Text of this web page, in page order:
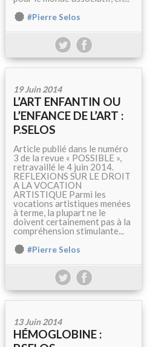
#Pierre Selos
19 Juin 2014
L’ART ENFANTIN OU
L’ENFANCE DE L’ART :
P.SELOS
Article publié dans le numéro
3 de la revue « POSSIBLE »,
retravaillé le 4 juin 2014.
REFLEXIONS SUR LE DROIT
A LA VOCATION
ARTISTIQUE Parmi les
vocations artistiques menées
à terme, la plupart ne le
doivent certainement pas à la
compréhension stimulante...
#Pierre Selos
13 Juin 2014
HÉMOGLOBINE :